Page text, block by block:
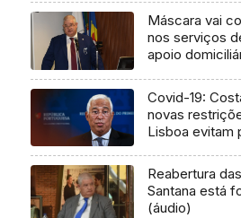
Máscara vai
nos serviços
apoio
Covid-19:
novas
Lisboa evitam
Reabertura
Santana está
(áudio)